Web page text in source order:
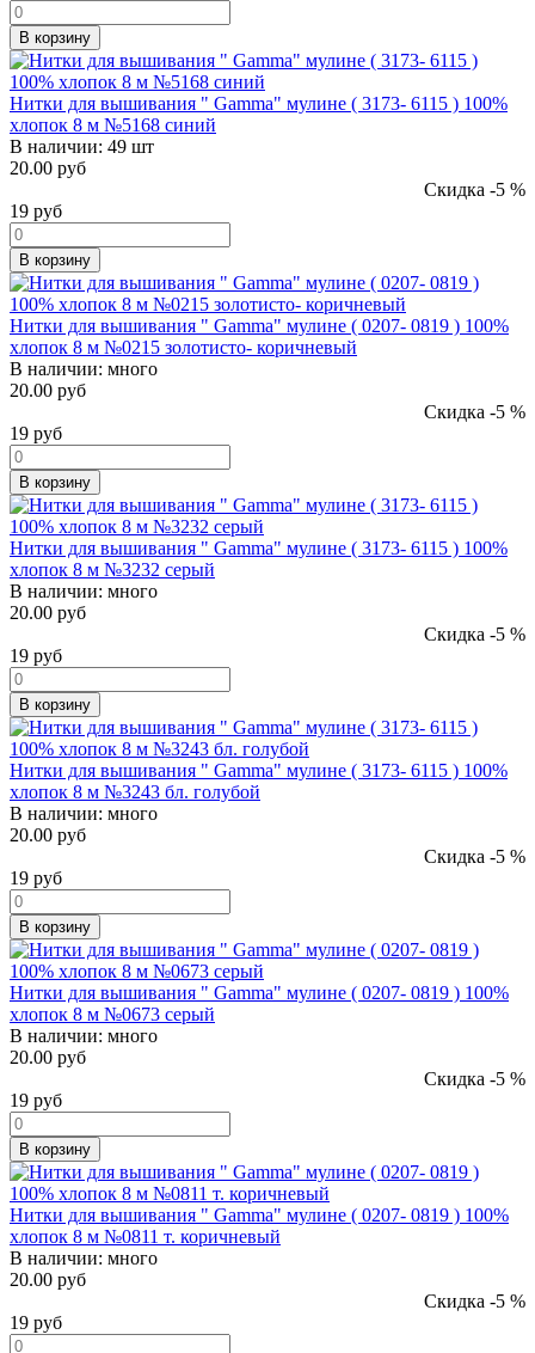
В корзину
Нитки для вышивания " Gamma" мулине ( 3173- 6115 ) 100%
хлопок 8 м №5168 синий
В наличии: 49 шт
20.00 руб
Скидка -5 %
19 руб
В корзину
Нитки для вышивания " Gamma" мулине ( 0207- 0819 ) 100%
хлопок 8 м №0215 золотисто- коричневый
В наличии: много
20.00 руб
Скидка -5 %
19 руб
В корзину
Нитки для вышивания " Gamma" мулине ( 3173- 6115 ) 100%
хлопок 8 м №3232 серый
В наличии: много
20.00 руб
Скидка -5 %
19 руб
В корзину
Нитки для вышивания " Gamma" мулине ( 3173- 6115 ) 100%
хлопок 8 м №3243 бл. голубой
В наличии: много
20.00 руб
Скидка -5 %
19 руб
В корзину
Нитки для вышивания " Gamma" мулине ( 0207- 0819 ) 100%
хлопок 8 м №0673 серый
В наличии: много
20.00 руб
Скидка -5 %
19 руб
В корзину
Нитки для вышивания " Gamma" мулине ( 0207- 0819 ) 100%
хлопок 8 м №0811 т. коричневый
В наличии: много
20.00 руб
Скидка -5 %
19 руб